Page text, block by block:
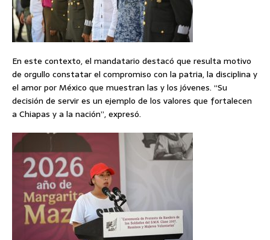
En este contexto, el mandatario destacó que resulta motivo
de orgullo constatar el compromiso con la patria, la disciplina y
el amor por México que muestran las y los jóvenes. “Su
decisión de servir es un ejemplo de los valores que fortalecen
a Chiapas y a la nación”, expresó.